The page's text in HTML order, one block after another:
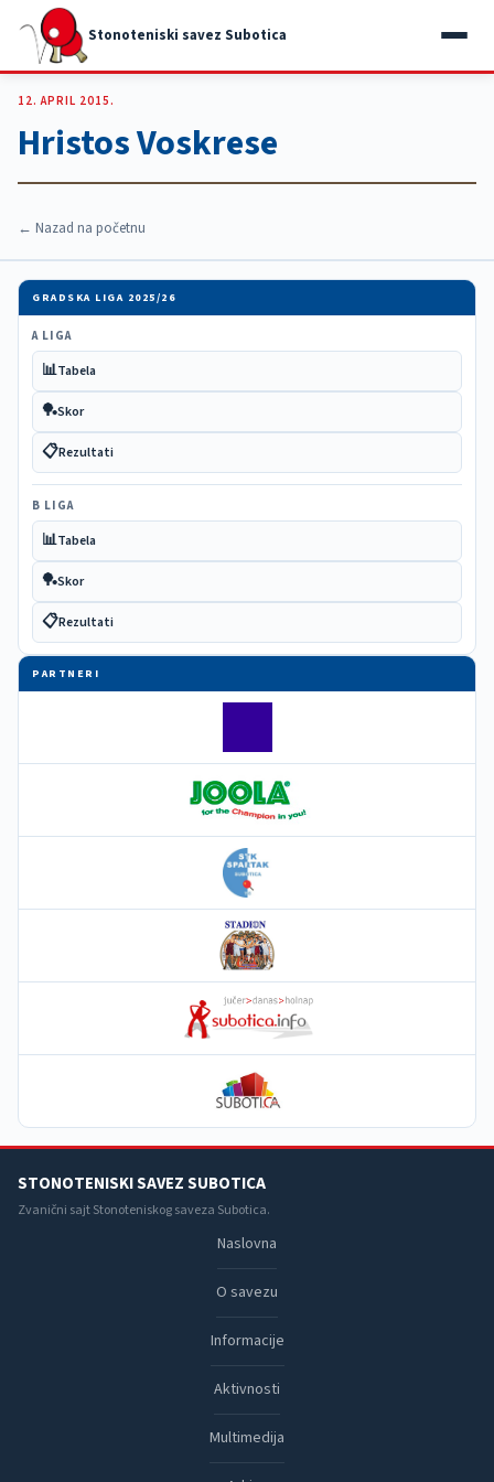
Stonoteniski savez Subotica
12. APRIL 2015.
Hristos Voskrese
← Nazad na početnu
GRADSKA LIGA 2025/26
A LIGA
📊Tabela
🏓Skor
📋Rezultati
B LIGA
📊Tabela
🏓Skor
📋Rezultati
PARTNERI
STONOTENISKI SAVEZ SUBOTICA
Zvanični sajt Stonoteniskog saveza Subotica.
Naslovna
O savezu
Informacije
Aktivnosti
Multimedija